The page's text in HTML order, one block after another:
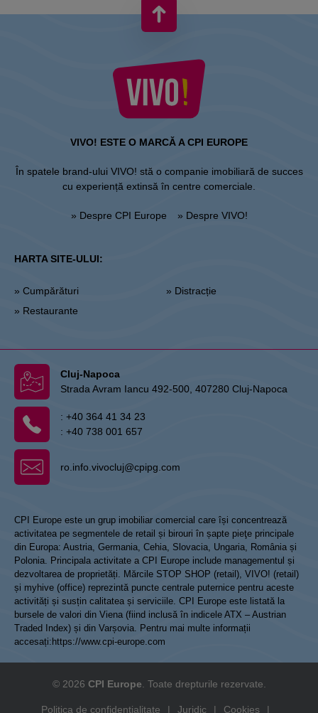
VIVO! ESTE O MARCĂ A CPI EUROPE
În spatele brand-ului VIVO! stă o companie imobiliară de succes
cu experiență extinsă în centre comerciale.
» Despre CPI Europe » Despre VIVO!
HARTA SITE-ULUI:
» Cumpărături
» Restaurante
» Distracție
Cluj-Napoca
Strada Avram Iancu 492-500, 407280 Cluj-Napoca
: +40 364 41 34 23
: +40 738 001 657
ro.info.vivocluj@cpipg.com
CPI Europe este un grup imobiliar comercial care își concentrează
activitatea pe segmentele de retail și birouri în șapte pieţe principale
din Europa: Austria, Germania, Cehia, Slovacia, Ungaria, România și
Polonia. Principala activitate a CPI Europe include managementul și
dezvoltarea de proprietăți. Mărcile STOP SHOP (retail), VIVO! (retail)
și myhive (office) reprezintă puncte centrale puternice pentru aceste
activități și susțin calitatea și serviciile. CPI Europe este listată la
bursele de valori din Viena (fiind inclusă în indicele ATX – Austrian
Traded Index) și din Varșovia. Pentru mai multe informații
accesați: https://www.cpi-europe.com
© 2026 CPI Europe . Toate drepturile rezervate.
Politica de confidențialitate | Juridic | Cookies |